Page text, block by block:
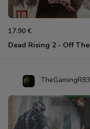
17.90 €
TheGamingR83